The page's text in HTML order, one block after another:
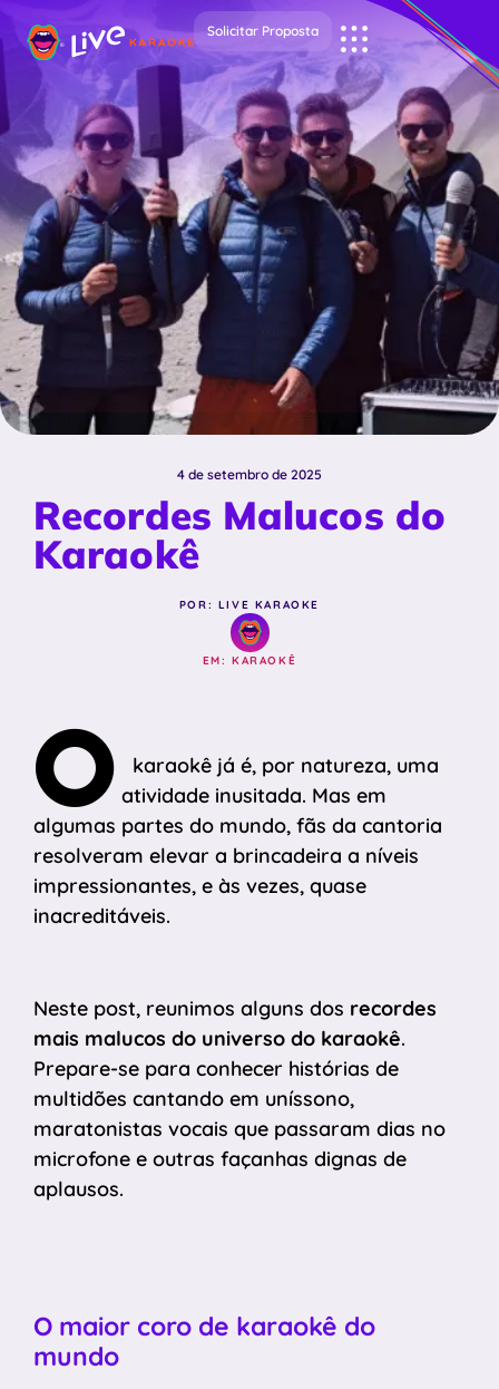
Solicitar Proposta
4 de setembro de 2025
Recordes Malucos do
Karaokê
POR: LIVE KARAOKE
EM:KARAOKÊ
O
karaokê já é, por natureza, uma
atividade inusitada. Mas em
algumas partes do mundo, fãs da cantoria
resolveram elevar a brincadeira a níveis
impressionantes, e às vezes, quase
inacreditáveis.
Neste post, reunimos alguns dos recordes
mais malucos do universo do karaokê.
Prepare-se para conhecer histórias de
multidões cantando em uníssono,
maratonistas vocais que passaram dias no
microfone e outras façanhas dignas de
aplausos.
O maior coro de karaokê do
mundo